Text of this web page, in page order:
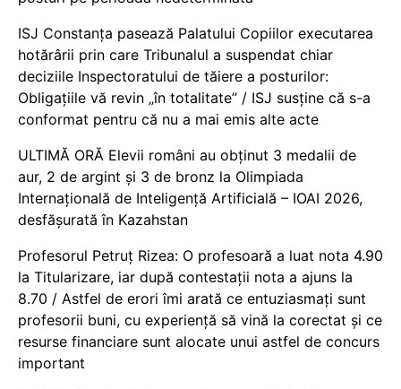
ISJ Constanța pasează Palatului Copiilor executarea
hotărârii prin care Tribunalul a suspendat chiar
deciziile Inspectoratului de tăiere a posturilor:
Obligațiile vă revin „în totalitate” / ISJ susține că s-a
conformat pentru că nu a mai emis alte acte
ULTIMĂ ORĂ Elevii români au obținut 3 medalii de
aur, 2 de argint și 3 de bronz la Olimpiada
Internațională de Inteligență Artificială – IOAI 2026,
desfășurată în Kazahstan
Profesorul Petruț Rizea: O profesoară a luat nota 4.90
la Titularizare, iar după contestații nota a ajuns la
8.70 / Astfel de erori îmi arată ce entuziasmați sunt
profesorii buni, cu experiență să vină la corectat și ce
resurse financiare sunt alocate unui astfel de concurs
important